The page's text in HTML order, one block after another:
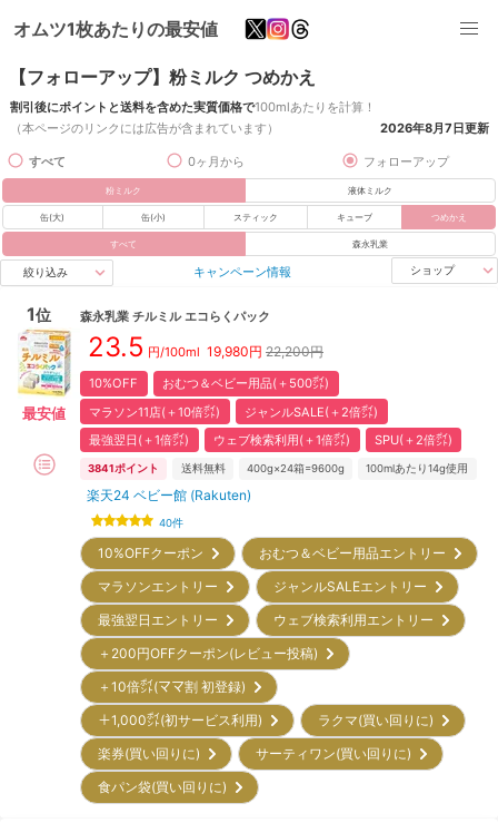
オムツ1枚あたりの最安値
【フォローアップ】粉ミルク つめかえ
割引後にポイントと送料を含めた実質価格で100mlあたりを計算！
（本ページのリンクには広告が含まれています）
2026年8月7日更新
すべて 0ヶ月から フォローアップ
粉ミルク 液体ミルク
缶(大) 缶(小) スティック キューブ つめかえ
すべて 森永乳業
絞り込み キャンペーン情報 ショップ
1位
最安値
森永乳業 チルミル エコらくパック
23.5 円/100ml 19,980円 22,200円
10%OFF
おむつ＆ベビー用品(＋500㌽)
マラソン11店(＋10倍㌽)
ジャンルSALE(＋2倍㌽)
最強翌日(＋1倍㌽)
ウェブ検索利用(＋1倍㌽) SPU(＋2倍㌽)
3841ポイント 送料無料 400g×24箱=9600g 100mlあたり14g使用
楽天24 ベビー館 (Rakuten)
40件
10%OFFクーポン
おむつ＆ベビー用品エントリー
マラソンエントリー
ジャンルSALEエントリー
最強翌日エントリー
ウェブ検索利用エントリー
＋200円OFFクーポン(レビュー投稿)
＋10倍㌽(ママ割 初登録)
＋1,000㌽(初サービス利用)
ラクマ(買い回りに)
楽券(買い回りに)
サーティワン(買い回りに)
食パン袋(買い回りに)